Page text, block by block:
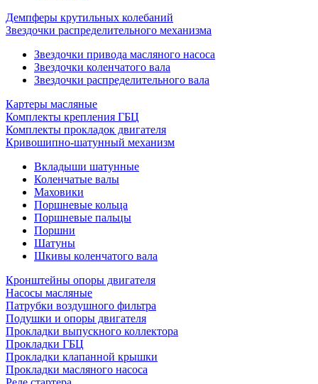
Демпферы крутильных колебаний
Звездочки распределительного механизма
Звездочки привода масляного насоса
Звездочки коленчатого вала
Звездочки распределительного вала
Картеры масляные
Комплекты крепления ГБЦ
Комплекты прокладок двигателя
Кривошипно-шатунный механизм
Вкладыши шатунные
Коленчатые валы
Маховики
Поршневые кольца
Поршневые пальцы
Поршни
Шатуны
Шкивы коленчатого вала
Кронштейны опоры двигателя
Насосы масляные
Патрубки воздушного фильтра
Подушки и опоры двигателя
Прокладки выпускного коллектора
Прокладки ГБЦ
Прокладки клапанной крышки
Прокладки масляного насоса